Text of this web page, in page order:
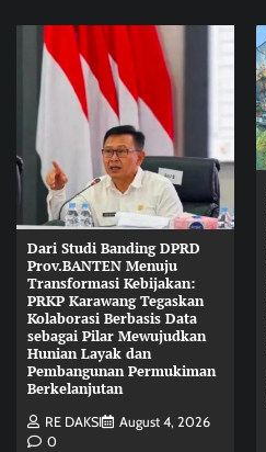
Dari Studi Banding DPRD
Prov.BANTEN Menuju
Transformasi Kebijakan:
PRKP Karawang Tegaskan
Kolaborasi Berbasis Data
sebagai Pilar Mewujudkan
Hunian Layak dan
Pembangunan Permukiman
Berkelanjutan
RE DAKSI
August 4, 2026
0